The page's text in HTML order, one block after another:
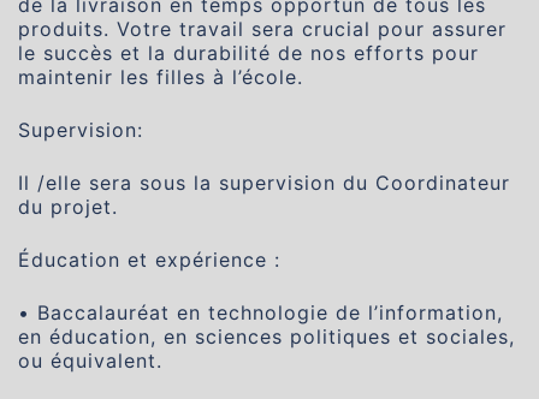
produits. Votre travail sera crucial pour assurer
le succès et la durabilité de nos efforts pour
maintenir les filles à l’école.
Supervision:
Il /elle sera sous la supervision du Coordinateur
du projet.
Éducation et expérience :
• Baccalauréat en technologie de l’information,
en éducation, en sciences politiques et sociales,
ou équivalent.